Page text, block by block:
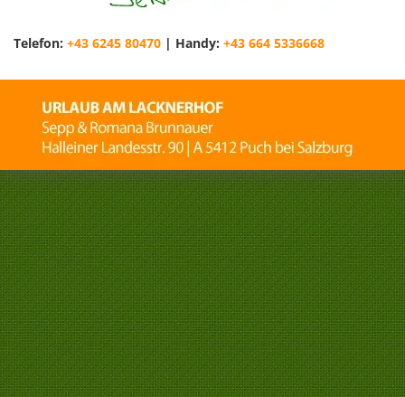
Telefon: +43 6245 80470 | Handy: +43 664 5336668